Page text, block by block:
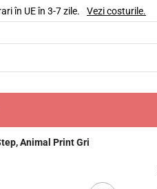
în UE în 3-7 zile. Vezi costurile.
Animal Print Gri